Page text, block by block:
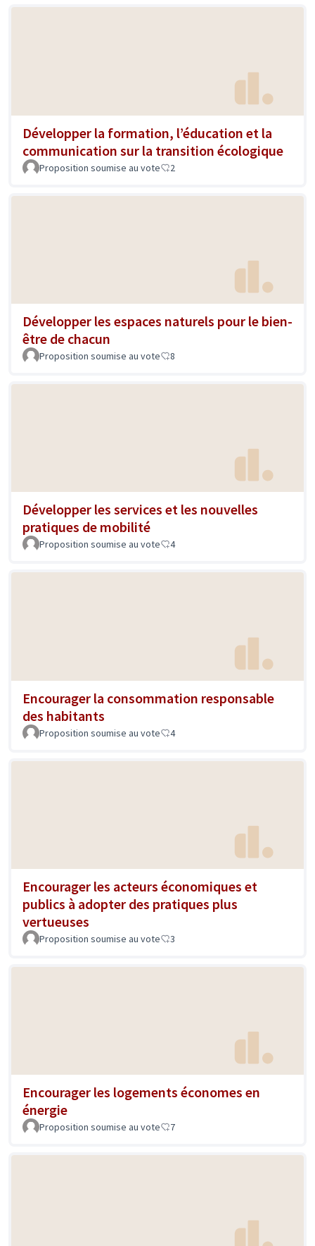
Développer la formation, l’éducation et la
communication sur la transition écologique
Proposition soumise au vote 2
Développer les espaces naturels pour le bien-
être de chacun
Proposition soumise au vote 8
Développer les services et les nouvelles
pratiques de mobilité
Proposition soumise au vote 4
Encourager la consommation responsable
des habitants
Proposition soumise au vote 4
Encourager les acteurs économiques et
publics à adopter des pratiques plus
vertueuses
Proposition soumise au vote 3
Encourager les logements économes en
énergie
Proposition soumise au vote 7